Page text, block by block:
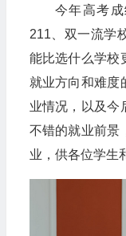
今年高考
211、双一流学
能比选什么学校
就业方向和难度
业情况，以及今
不错的就业前景
业，供各位学生